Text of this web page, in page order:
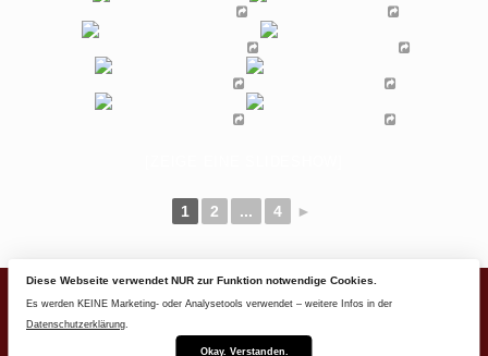
1 2 ... 4 ►
All paintings © by Yasemin Skrezka – Am Schubstein 31 -
35091 Coelbe (Germany)
Diese Webseite verwendet NUR zur Funktion notwendige Cookies.
Es werden KEINE Marketing- oder Analysetools verwendet – weitere Infos in der
Datenschutzerklärung
Okay. Verstanden.